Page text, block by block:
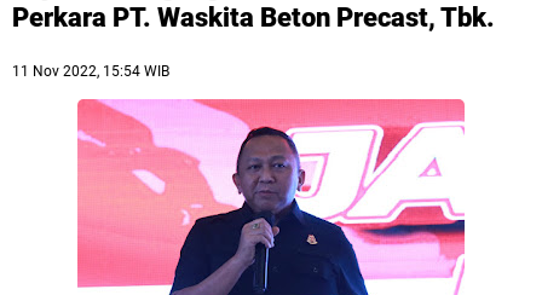
Perkara PT. Waskita Beton Precast, Tbk.
11 Nov 2022, 15:54 WIB